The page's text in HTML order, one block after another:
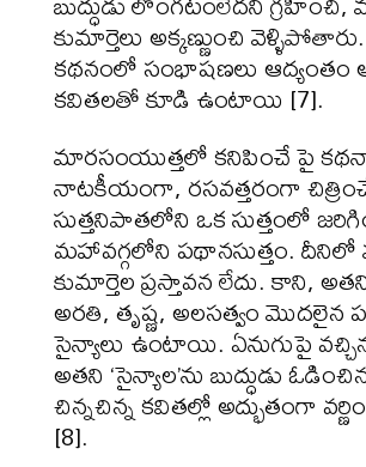
కుమార్తెలు అక్కణ్ణుంచి
కథనంలో సంభాషణలు ఆద్యంతం
కవితలతో కూడి ఉంటాయి [7].
మారసంయుత్తలో కనిపించే పై
నాటకీయంగా, రసవత్తరంగా
సుత్తనిపాతలోని ఒక సుత్తంలో
మహావగ్గలోని పథానసుత్తం.
కుమార్తెల ప్రస్తావన లేదు. కాని,
అరతి, తృష్ణ, అలసత్వం మొదలైన
సైన్యాలు ఉంటాయి. ఏనుగుపై
అతని ‘సైన్యాల’ను బుద్ధుడు
చిన్నచిన్న కవితల్లో అద్భుతంగా
[8].